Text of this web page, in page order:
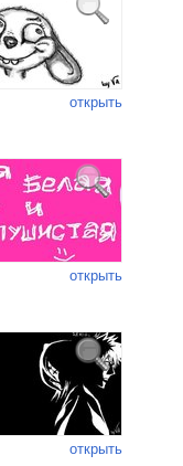
открыть
открыть
открыть